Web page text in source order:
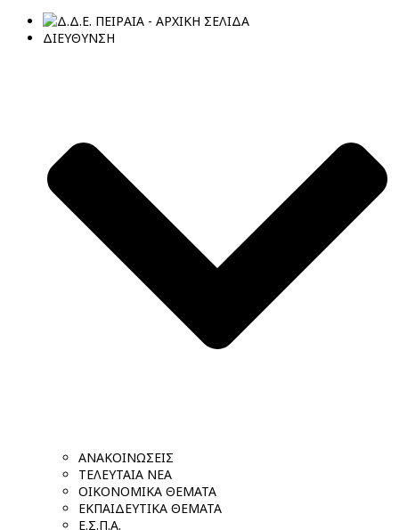
ΔΙΕΥΘΥΝΣΗ
ΑΝΑΚΟΙΝΩΣΕΙΣ
ΤΕΛΕΥΤΑΙΑ ΝΕΑ
ΟΙΚΟΝΟΜΙΚΑ ΘΕΜΑΤΑ
ΕΚΠΑΙΔΕΥΤΙΚΑ ΘΕΜΑΤΑ
Ε.Σ.Π.Α.